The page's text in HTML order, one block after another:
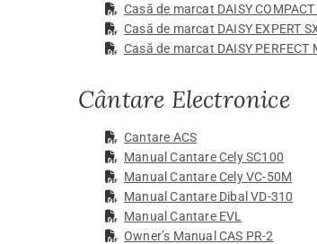
Casă de marcat DAISY COMPACT
Casă de marcat DAISY EXPERT
Casă de marcat DAISY PERFECT
Cântare Electronice
Cantare ACS
Manual Cantare Cely SC100
Manual Cantare Cely VC-50M
Manual Cantare Dibal VD-310
Manual Cantare EVL
Owner’s Manual CAS PR-2